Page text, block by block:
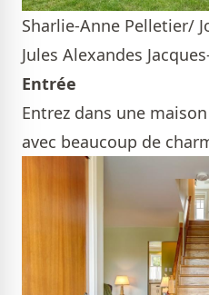
Sharlie-Anne Pelletier/
Jules Alexandes
Entrée
Entrez dans une
avec beaucoup de